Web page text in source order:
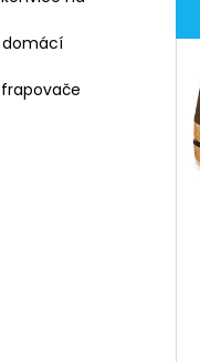
domácí
r